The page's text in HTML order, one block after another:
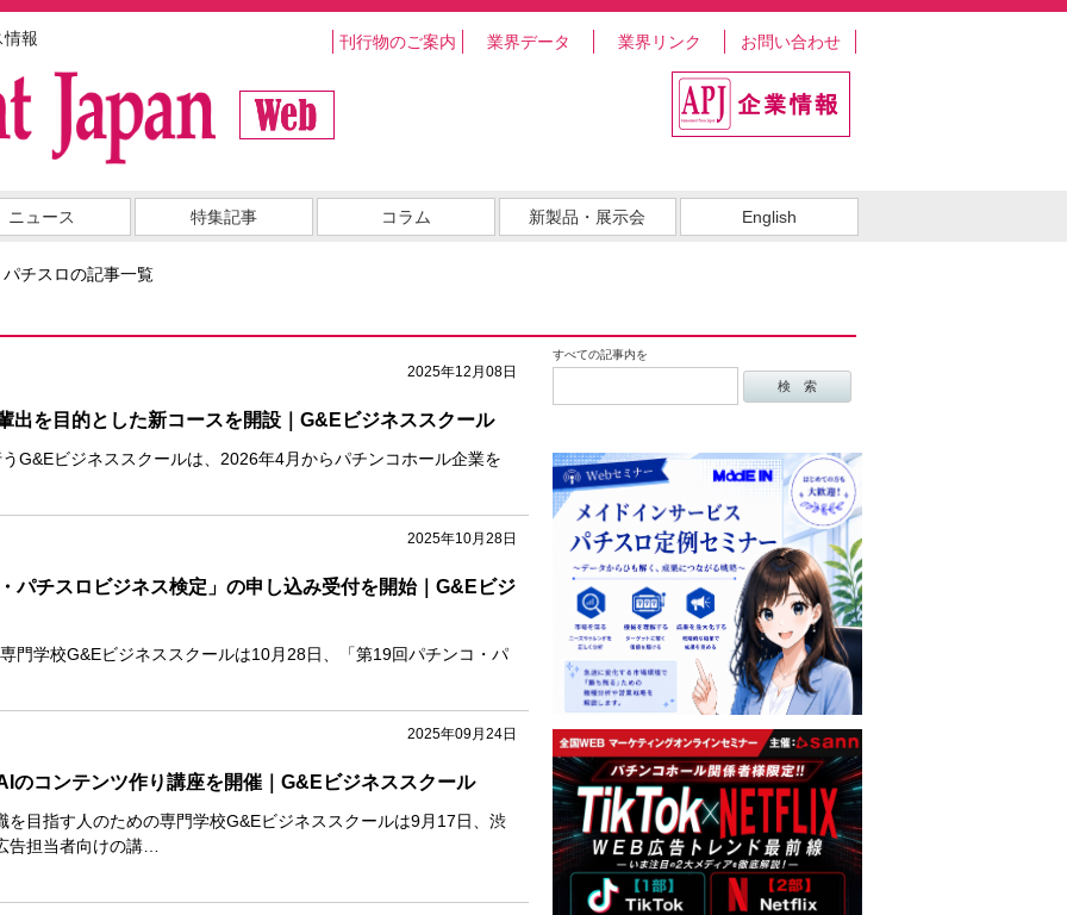
情報 刊行物のご案内 業界データ 業界リンク お問い合わせ
ニュース 特集記事 コラム 新製品・展示会 English
チスロの記事一覧
すべての記事内を
2025年12月08日
出を目的とした新コースを開設｜G&Eビジネススクール
G&Eビジネススクールは、2026年4月からパチンコホール企業を
2025年10月28日
パチスロビジネス検定」の申し込み受付を開始｜G&Eビジ
門学校G&Eビジネススクールは10月28日、「第19回パチンコ・パ
2025年09月24日
のコンテンツ作り講座を開催｜G&Eビジネススクール
を目指す人のための専門学校G&Eビジネススクールは9月17日、渋
告担当者向けの講…